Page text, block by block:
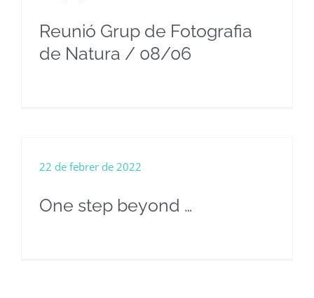
Reunió Grup de Fotografia
de Natura / 08/06
One step beyond …
22 de febrer de 2022